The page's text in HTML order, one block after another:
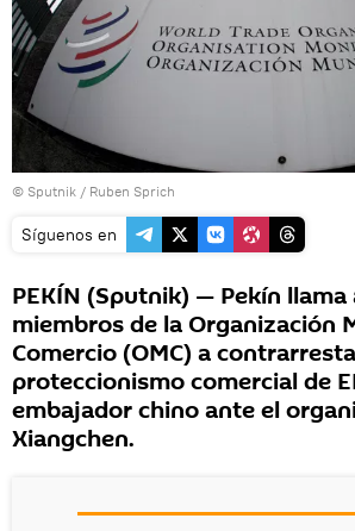
© Sputnik / Ruben Sprich
Síguenos en
PEKÍN (Sputnik) — Pekín
miembros de la Organización
Comercio (OMC) a
proteccionismo comercial de
embajador chino ante el
Xiangchen.